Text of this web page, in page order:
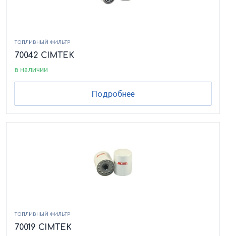
ТОПЛИВНЫЙ ФИЛЬТР
70042 CIMTEK
в наличии
Подробнее
ТОПЛИВНЫЙ ФИЛЬТР
70019 CIMTEK